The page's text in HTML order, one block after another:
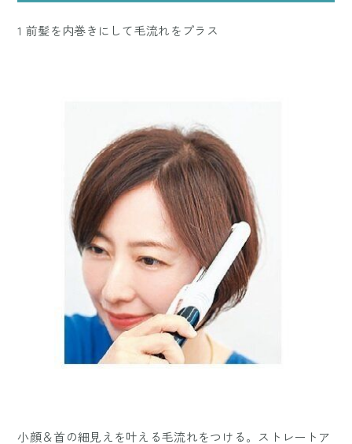
1 前髪を内巻きにして毛流れをプラス
小顔＆首の細見えを叶える毛流れをつける。ストレートア